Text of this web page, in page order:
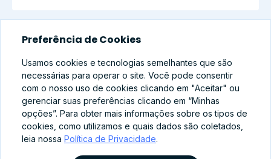
Preferência de Cookies
Usamos cookies e tecnologias semelhantes que são
necessárias para operar o site. Você pode consentir
com o nosso uso de cookies clicando em "Aceitar" ou
gerenciar suas preferências clicando em “Minhas
opções”. Para obter mais informações sobre os tipos de
cookies, como utilizamos e quais dados são coletados,
leia nossa Política de Privacidade.